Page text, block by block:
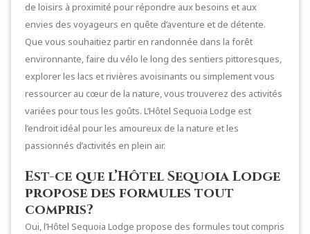
de loisirs à proximité pour répondre aux besoins et aux
envies des voyageurs en quête d’aventure et de détente.
Que vous souhaitiez partir en randonnée dans la forêt
environnante, faire du vélo le long des sentiers pittoresques,
explorer les lacs et rivières avoisinants ou simplement vous
ressourcer au cœur de la nature, vous trouverez des activités
variées pour tous les goûts. L’Hôtel Sequoia Lodge est
l’endroit idéal pour les amoureux de la nature et les
passionnés d’activités en plein air.
Est-ce que l’Hôtel Sequoia Lodge
propose des formules tout
compris?
Oui, l’Hôtel Sequoia Lodge propose des formules tout compris